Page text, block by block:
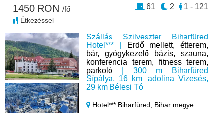
Szállás Szilveszter Biharfüred
Hotel*** |
Erdő mellett, étterem,
bár, gyógykezelő bázis, szauna,
konferencia terem, fitness terem,
parkoló | 300 m Biharfüred
Sípálya, 16 km Iadolina Vizesés,
29 km Bélesi Tó
Hotel*** Biharfüred, Bihar megye
1450 RON /fő
Étkezéssel
1 - 121
2
61